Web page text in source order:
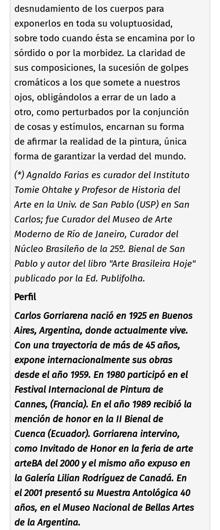
desnudamiento de los cuerpos para
exponerlos en toda su voluptuosidad,
sobre todo cuando ésta se encamina por lo
sórdido o por la morbidez. La claridad de
sus composiciones, la sucesión de golpes
cromáticos a los que somete a nuestros
ojos, obligándolos a errar de un lado a
otro, como perturbados por la conjunción
de cosas y estí­mulos, encarnan su forma
de afirmar la realidad de la pintura, única
forma de garantizar la verdad del mundo.
(*) Agnaldo Farias es curador del Instituto
Tomie Ohtake y Profesor de Historia del
Arte en la Univ. de San Pablo (USP) en San
Carlos; fue Curador del Museo de Arte
Moderno de Rí­o de Janeiro, Curador del
Núcleo Brasileño de la 25º. Bienal de San
Pablo y autor del libro "Arte Brasileira Hoje"
publicado por la Ed. Publifolha.
Perfil
Carlos Gorriarena nació en 1925 en Buenos
Aires, Argentina, donde actualmente vive.
Con una trayectoria de más de 45 años,
expone internacionalmente sus obras
desde el año 1959. En 1980 participó en el
Festival Internacional de Pintura de
Cannes, (Francia). En el año 1989 recibió la
mención de honor en la II Bienal de
Cuenca (Ecuador). Gorriarena intervino,
como Invitado de Honor en la feria de arte
arteBA del 2000 y el mismo año expuso en
la Galerí­a Lilian Rodrí­guez de Canadá. En
el 2001 presentó su Muestra Antológica 40
años, en el Museo Nacional de Bellas Artes
de la Argentina.